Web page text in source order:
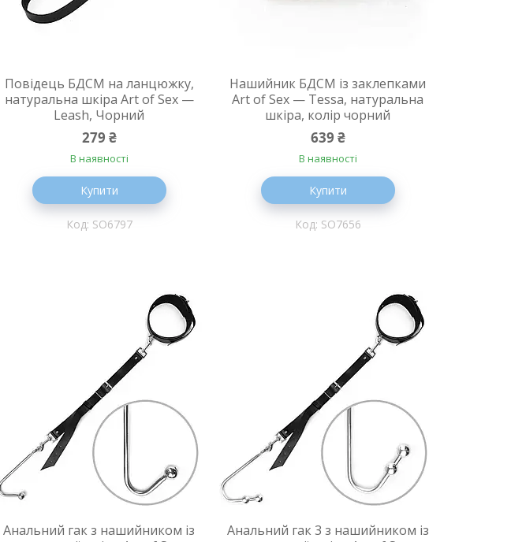
Повідець БДСМ на ланцюжку,
натуральна шкіра Art of Sex —
Leash, Чорний
279 ₴
В наявності
Купити
SO6797
Нашийник БДСМ із заклепками
Art of Sex — Tessa, натуральна
шкіра, колір чорний
639 ₴
В наявності
Купити
SO7656
Анальний гак з нашийником із
Анальний гак 3 з нашийником із